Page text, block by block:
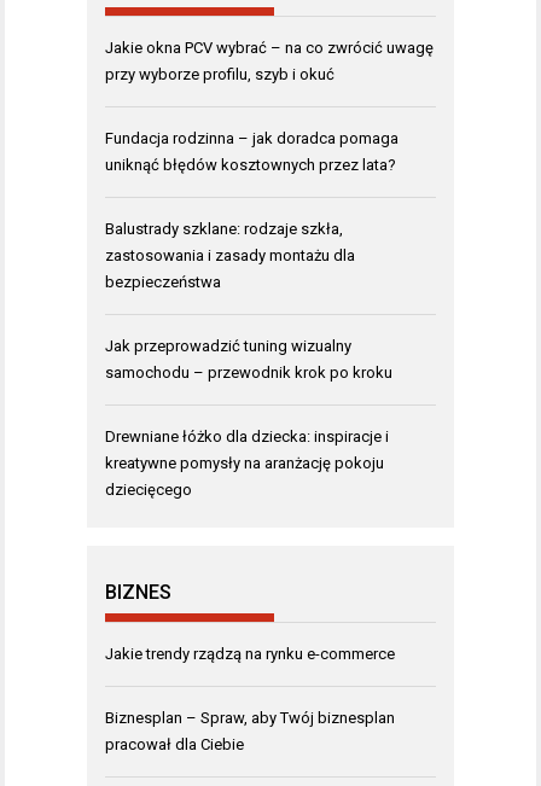
Jakie okna PCV wybrać – na co zwrócić uwagę
przy wyborze profilu, szyb i okuć
Fundacja rodzinna – jak doradca pomaga
uniknąć błędów kosztownych przez lata?
Balustrady szklane: rodzaje szkła,
zastosowania i zasady montażu dla
bezpieczeństwa
Jak przeprowadzić tuning wizualny
samochodu – przewodnik krok po kroku
Drewniane łóżko dla dziecka: inspiracje i
kreatywne pomysły na aranżację pokoju
dziecięcego
BIZNES
Jakie trendy rządzą na rynku e-commerce
Biznesplan – Spraw, aby Twój biznesplan
pracował dla Ciebie